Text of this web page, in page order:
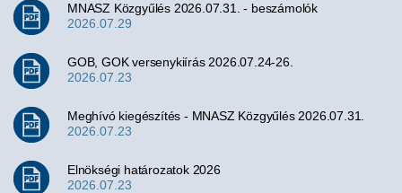
MNASZ Közgyűlés 2026.07.31. - beszámolók
2026.07.29
GOB, GOK versenykiírás 2026.07.24-26.
2026.07.23
Meghívó kiegészítés - MNASZ Közgyűlés 2026.07.31.
2026.07.23
Elnökségi határozatok 2026
2026.07.23